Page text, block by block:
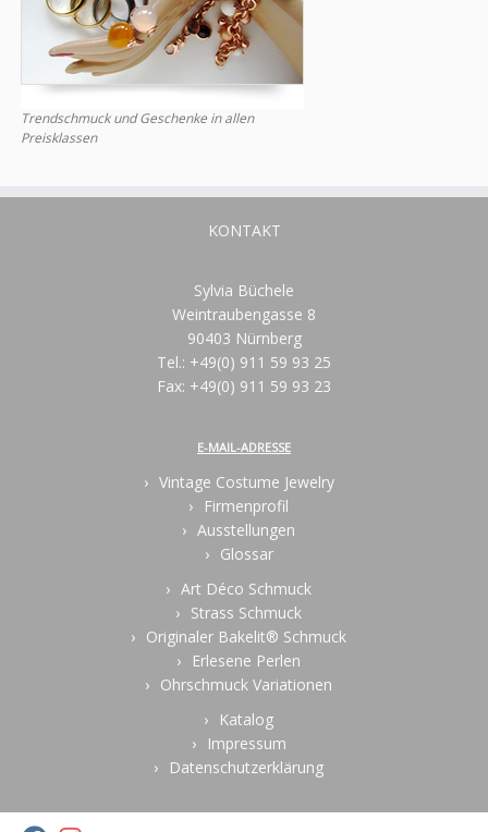
Trendschmuck und Geschenke in allen
Preisklassen
KONTAKT
Sylvia Büchele
Weintraubengasse 8
90403 Nürnberg
Tel.: +49(0) 911 59 93 25
Fax: +49(0) 911 59 93 23
E-MAIL-ADRESSE
Vintage Costume Jewelry
Firmenprofil
Ausstellungen
Glossar
Art Déco Schmuck
Strass Schmuck
Originaler Bakelit® Schmuck
Erlesene Perlen
Ohrschmuck Variationen
Katalog
Impressum
Datenschutzerklärung